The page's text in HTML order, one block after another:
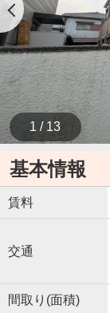
1 / 13
基本情報
賃料
交通
間取り(面積)